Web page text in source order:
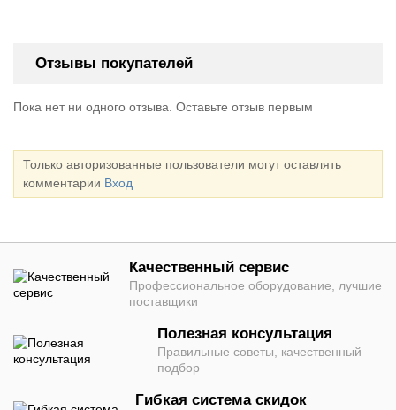
Отзывы покупателей
Пока нет ни одного отзыва. Оставьте отзыв первым
Только авторизованные пользователи могут оставлять
комментарии Вход
Качественный сервис
Профессиональное оборудование, лучшие
поставщики
Полезная консультация
Правильные советы, качественный
подбор
Гибкая система скидок